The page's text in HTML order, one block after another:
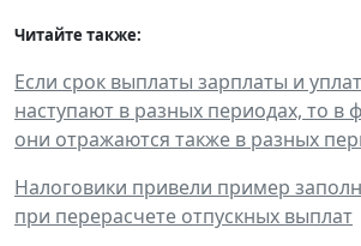
Читайте также:
Если срок выплаты зарплаты и
наступают в разных периодах, то
они отражаются также в разных
Налоговики привели пример
при перерасчете отпускных выплат